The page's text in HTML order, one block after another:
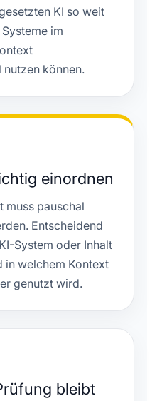
KI so weit
im
können.
einordnen
muss pauschal
Entscheidend
System oder Inhalt
in welchem Kontext
genutzt wird.
bleibt